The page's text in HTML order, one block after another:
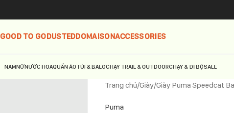
GOOD TO GODUSTEDDOMAISONACCESSORIES
NAMNỮNƯỚC HOAQUẦN ÁOTÚI & BALOCHẠY TRAIL & OUTDOORCHẠY & ĐI BỘSALE
Trang chủ Giày Giày Puma Speedcat
Puma